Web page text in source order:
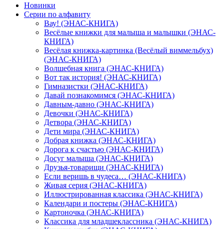
Новинки
Серии по алфавиту
Вау! (ЭНАС-КНИГА)
Весёлые книжки для малыша и малышки (ЭНАС-
КНИГА)
Весёлая книжка-картинка (Весёлый виммельбух)
(ЭНАС-КНИГА)
Волшебная книга (ЭНАС-КНИГА)
Вот так история! (ЭНАС-КНИГА)
Гимназистки (ЭНАС-КНИГА)
Давай познакомимся (ЭНАС-КНИГА)
Давным-давно (ЭНАС-КНИГА)
Девочки (ЭНАС-КНИГА)
Детвора (ЭНАС-КНИГА)
Дети мира (ЭНАС-КНИГА)
Добрая книжка (ЭНАС-КНИГА)
Дорога к счастью (ЭНАС-КНИГА)
Досуг малыша (ЭНАС-КНИГА)
Друзья-товарищи (ЭНАС-КНИГА)
Если веришь в чудеса… (ЭНАС-КНИГА)
Живая серия (ЭНАС-КНИГА)
Иллюстрированная классика (ЭНАС-КНИГА)
Календари и постеры (ЭНАС-КНИГА)
Картоночка (ЭНАС-КНИГА)
Классика для младшеклассника (ЭНАС-КНИГА)